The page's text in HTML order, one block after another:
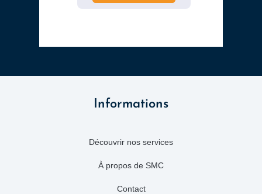
Informations
Découvrir nos services
À propos de SMC
Contact